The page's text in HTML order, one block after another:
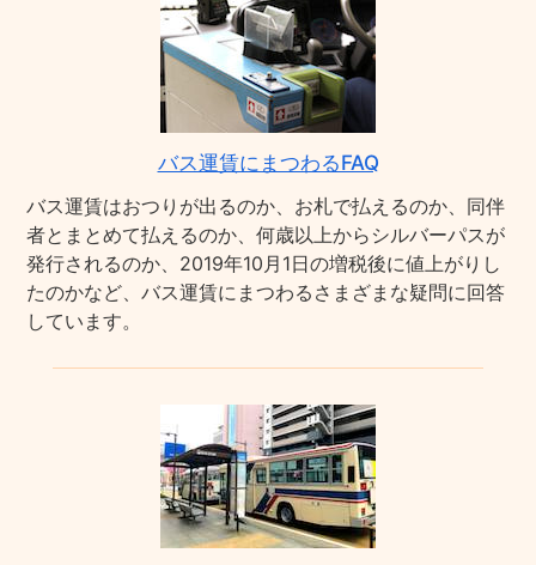
バス運賃にまつわるFAQ
バス運賃はおつりが出るのか、お札で払えるのか、同伴
者とまとめて払えるのか、何歳以上からシルバーパスが
発行されるのか、2019年10月1日の増税後に値上がりし
たのかなど、バス運賃にまつわるさまざまな疑問に回答
しています。